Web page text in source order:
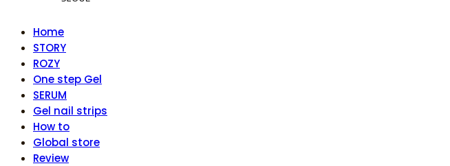
Home
STORY
ROZY
One step Gel
SERUM
Gel nail strips
How to
Global store
Review